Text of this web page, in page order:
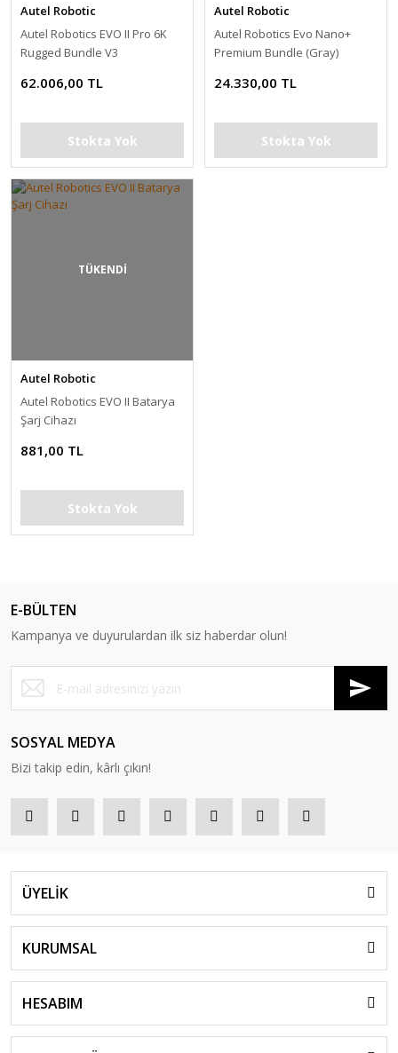
Autel Robotic
Autel Robotics EVO II Pro 6K
Rugged Bundle V3
62.006,00 TL
Stokta Yok
Autel Robotic
Autel Robotics Evo Nano+
Premium Bundle (Gray)
24.330,00 TL
Stokta Yok
TÜKENDİ
Autel Robotic
Autel Robotics EVO II Batarya
Şarj Cihazı
881,00 TL
Stokta Yok
E-BÜLTEN
Kampanya ve duyurulardan ilk siz haberdar olun!
SOSYAL MEDYA
Bizi takip edin, kârlı çıkın!
ÜYELİK
KURUMSAL
HESABIM